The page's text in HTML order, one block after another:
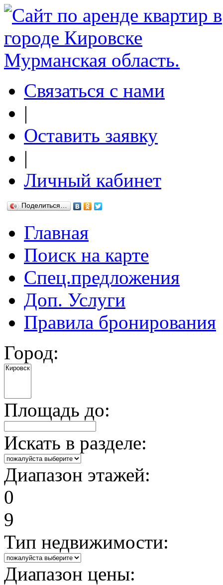
Связаться с нами
|
Оставить заявку
|
Личный кабинет
Поделиться…
Главная
Поиск на карте
Спец.предложения
Доп. Услуги
Правила бронирования
Город:
Площадь до:
Искать в разделе:
Диапазон этажей:
0
9
Тип недвижимости:
Диапазон цены: